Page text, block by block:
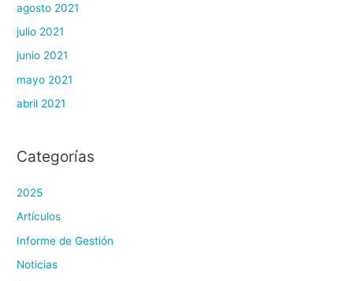
agosto 2021
julio 2021
junio 2021
mayo 2021
abril 2021
Categorías
2025
Artículos
Informe de Gestión
Noticias